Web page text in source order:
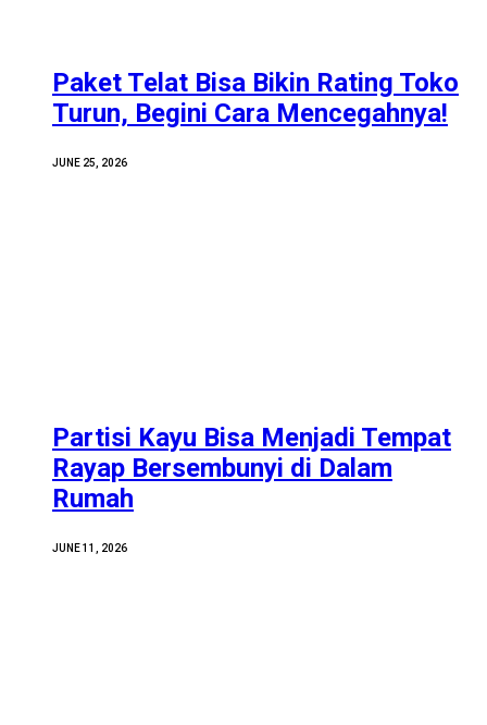
Paket Telat Bisa Bikin Rating Toko
Turun, Begini Cara Mencegahnya!
JUNE 25, 2026
Partisi Kayu Bisa Menjadi Tempat
Rayap Bersembunyi di Dalam
Rumah
JUNE 11, 2026